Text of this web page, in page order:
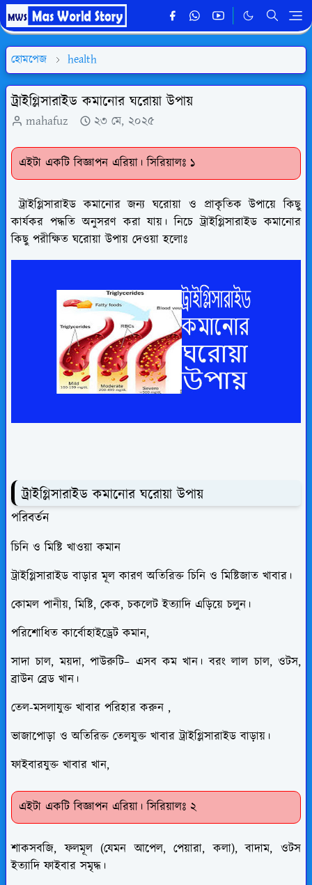
হোমপেজ health
ট্রাইগ্লিসারাইড কমানোর ঘরোয়া উপায়
mahafuz ২৩ মে, ২০২৫
এইটা একটি বিজ্ঞাপন এরিয়া। সিরিয়ালঃ ১
ট্রাইগ্লিসারাইড কমানোর জন্য ঘরোয়া ও প্রাকৃতিক উপায়ে কিছু
কার্যকর পদ্ধতি অনুসরণ করা যায়। নিচে ট্রাইগ্লিসারাইড কমানোর
কিছু পরীক্ষিত ঘরোয়া উপায় দেওয়া হলোঃ
ট্রাইগ্লিসারাইড কমানোর ঘরোয়া উপায়
পরিবর্তন
চিনি ও মিষ্টি খাওয়া কমান
ট্রাইগ্লিসারাইড বাড়ার মূল কারণ অতিরিক্ত চিনি ও মিষ্টিজাত খাবার।
কোমল পানীয়, মিষ্টি, কেক, চকলেট ইত্যাদি এড়িয়ে চলুন।
পরিশোধিত কার্বোহাইড্রেট কমান,
সাদা চাল, ময়দা, পাউরুটি– এসব কম খান। বরং লাল চাল, ওটস,
ব্রাউন ব্রেড খান।
তেল-মসলাযুক্ত খাবার পরিহার করুন ,
ভাজাপোড়া ও অতিরিক্ত তেলযুক্ত খাবার ট্রাইগ্লিসারাইড বাড়ায়।
ফাইবারযুক্ত খাবার খান,
এইটা একটি বিজ্ঞাপন এরিয়া। সিরিয়ালঃ ২
শাকসবজি, ফলমূল (যেমন আপেল, পেয়ারা, কলা), বাদাম, ওটস
ইত্যাদি ফাইবার সমৃদ্ধ।